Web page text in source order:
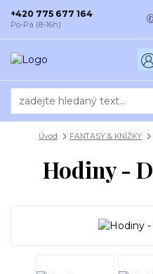
+420 775 677 164
Po-Pá (8-16h)
Úvod FANTASY & KNÍŽKY
Hodiny -